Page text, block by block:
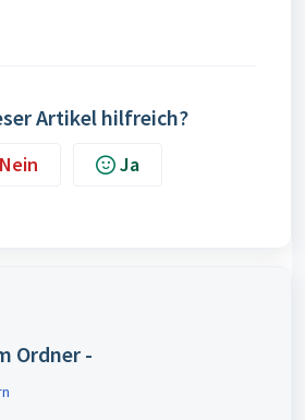
Artikel hilfreich?
Nein Ja
Ordner -